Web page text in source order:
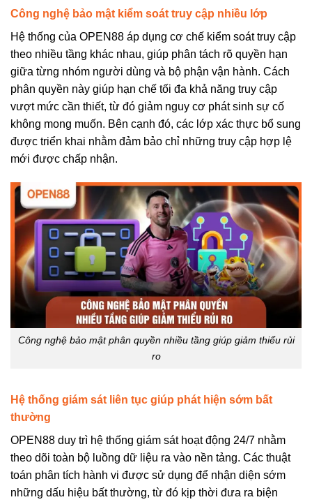
Công nghệ bảo mật kiểm soát truy cập nhiều lớp
Hệ thống của OPEN88 áp dụng cơ chế kiểm soát truy cập
theo nhiều tầng khác nhau, giúp phân tách rõ quyền hạn
giữa từng nhóm người dùng và bộ phận vận hành. Cách
phân quyền này giúp hạn chế tối đa khả năng truy cập
vượt mức cần thiết, từ đó giảm nguy cơ phát sinh sự cố
không mong muốn. Bên cạnh đó, các lớp xác thực bổ sung
được triển khai nhằm đảm bảo chỉ những truy cập hợp lệ
mới được chấp nhận.
Công nghệ bảo mật phân quyền nhiều tầng giúp giảm thiểu rủi
ro
Hệ thống giám sát liên tục giúp phát hiện sớm bất
thường
OPEN88 duy trì hệ thống giám sát hoạt động 24/7 nhằm
theo dõi toàn bộ luồng dữ liệu ra vào nền tảng. Các thuật
toán phân tích hành vi được sử dụng để nhận diện sớm
những dấu hiệu bất thường, từ đó kịp thời đưa ra biện